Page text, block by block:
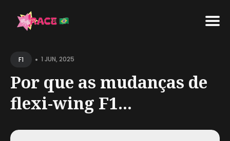
for
F1 • 1 JUN, 2025
Por que as mudanças de
flexi-wing F1...